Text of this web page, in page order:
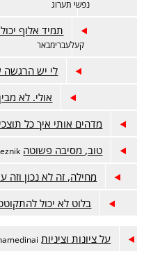
נפשי תערוג
תמיד אלוף
קעלעברימבאר
לי יש
אולי. לא
מדהים אותי איך כל
טוב, מסיבה פשוטה
מחילה, זה לא נכון וזה
בלוט לא יכול
על ציונות וציניות